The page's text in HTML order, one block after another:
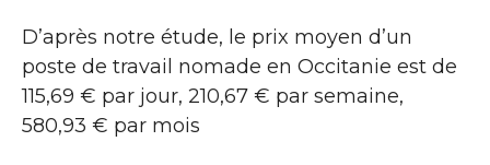
D’après notre étude, le prix moyen d’un
poste de travail nomade en Occitanie est de
115,69 € par jour, 210,67 € par semaine,
580,93 € par mois